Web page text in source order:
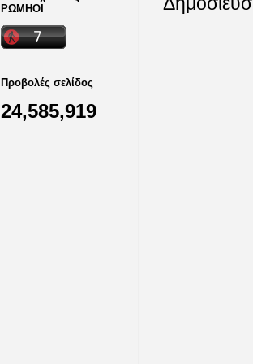
ΡΩΜΗΟΙ
Προβολές σελίδος
24,585,919